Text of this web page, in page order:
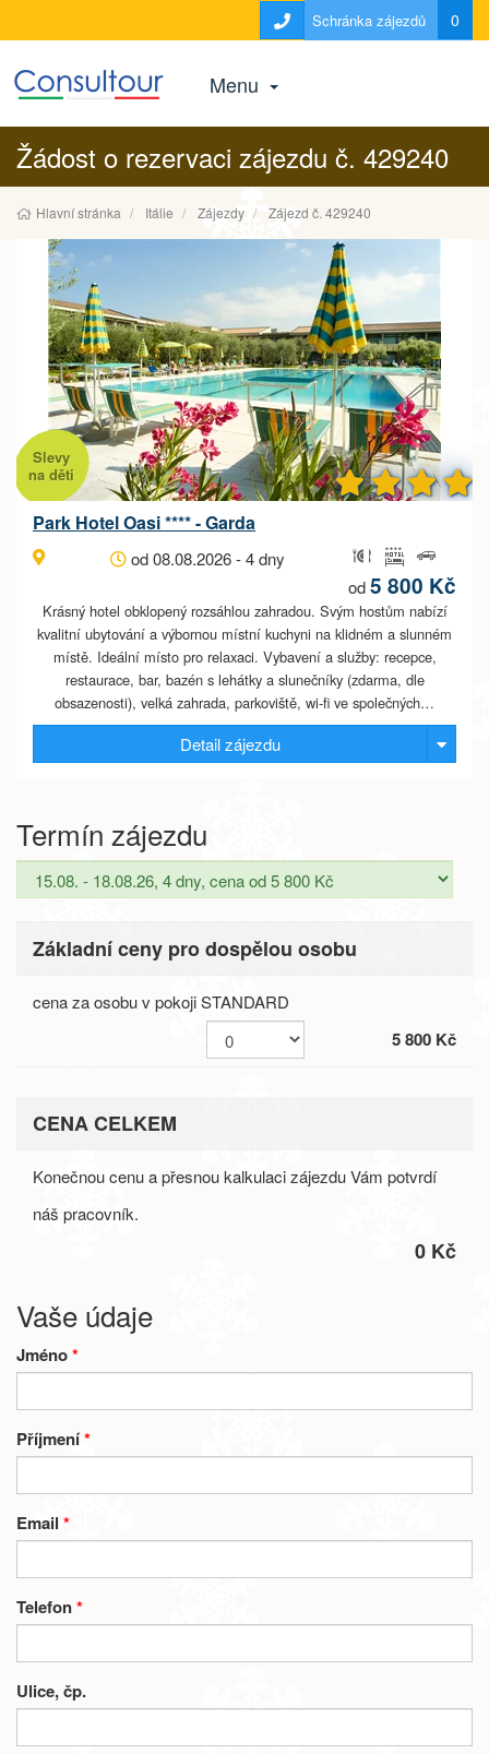
Schránka zájezdů 0
Menu
Žádost o rezervaci zájezdu č. 429240
Hlavní stránka Itálie Zájezdy Zájezd č. 429240
Slevy
na děti
Park Hotel Oasi **** - Garda
od 08.08.2026 - 4 dny
od5 800 Kč
Krásný hotel obklopený rozsáhlou zahradou. Svým hostům nabízí
kvalitní ubytování a výbornou místní kuchyni na klidném a slunném
místě. Ideální místo pro relaxaci. Vybavení a služby: recepce,
restaurace, bar, bazén s lehátky a slunečníky (zdarma, dle
obsazenosti), velká zahrada, parkoviště, wi-fi ve společných…
Detail zájezdu
Termín zájezdu
Základní ceny pro dospělou osobu
cena za osobu v pokoji STANDARD
5 800 Kč
CENA CELKEM
Konečnou cenu a přesnou kalkulaci zájezdu Vám potvrdí
náš pracovník.
0 Kč
Vaše údaje
Jméno*
Příjmení*
Email*
Telefon*
Ulice, čp.